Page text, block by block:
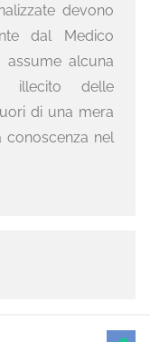
devono
dal Medico
assume alcuna
illecito delle
di una mera
conoscenza nel